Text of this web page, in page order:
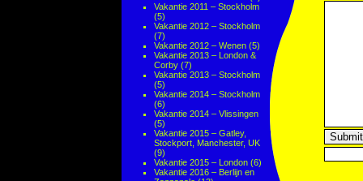
Vakantie 2011 – Stockholm
(5)
Vakantie 2012 – Stockholm
(7)
Vakantie 2012 – Wenen (5)
Vakantie 2013 – London &
Corby (7)
Vakantie 2013 – Stockholm
(5)
Vakantie 2014 – Stockholm
(6)
Vakantie 2014 – Vlissingen
(5)
Vakantie 2015 – Gatley,
Stockport, Manchester, UK
(9)
Vakantie 2015 – London (6)
Vakantie 2016 – Berlijn en